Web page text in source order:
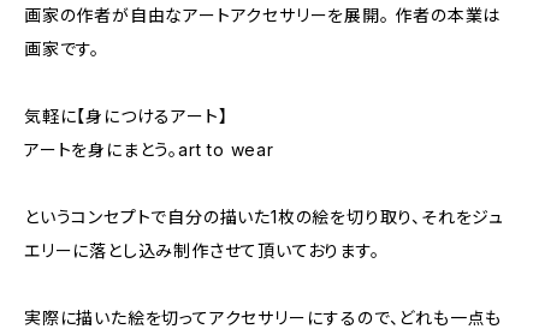
画家の作者が自由なアートアクセサリーを展開。 ︎作者の本業は
画家です。
気軽に【身につけるアート】
アートを身にまとう。art to wear
というコンセプトで自分の描いた1枚の絵を切り取り、それをジュ
エリーに落とし込み制作させて頂いております。
実際に描いた絵を切ってアクセサリーにするので、どれも一点も